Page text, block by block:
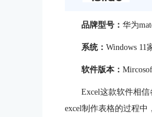
品牌型号： 华为
系统： Windows 11
软件版本：
Excel这款软件相
excel制作表格的过程中